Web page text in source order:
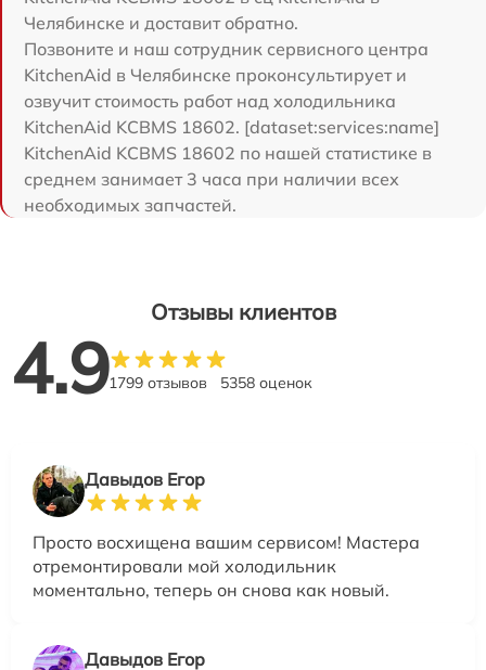
Челябинске и доставит обратно.
Позвоните и наш сотрудник сервисного центра
KitchenAid в Челябинске проконсультирует и
озвучит стоимость работ над холодильника
KitchenAid KCBMS 18602. [dataset:services:name]
KitchenAid KCBMS 18602 по нашей статистике в
среднем занимает 3 часа при наличии всех
необходимых запчастей.
Отзывы клиентов
4.91799 отзывов 5358 оценок
Давыдов Егор
Просто восхищена вашим сервисом! Мастера
отремонтировали мой холодильник
моментально, теперь он снова как новый.
Давыдов Егор